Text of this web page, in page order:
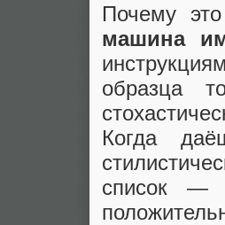
Почему
машина
образца
Когда
список —